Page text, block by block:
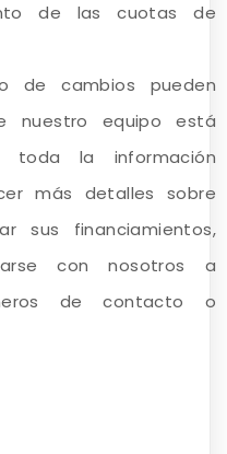
de las cuotas de
de cambios pueden
nuestro equipo está
toda la información
más detalles sobre
sus financiamientos,
con nosotros a
de contacto o